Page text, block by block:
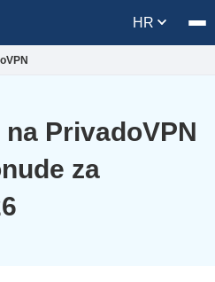
HR
PrivadoVPN
za